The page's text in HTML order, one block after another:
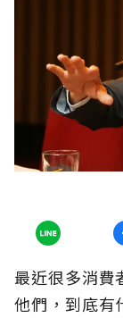
最近很多消費
他們，到底有